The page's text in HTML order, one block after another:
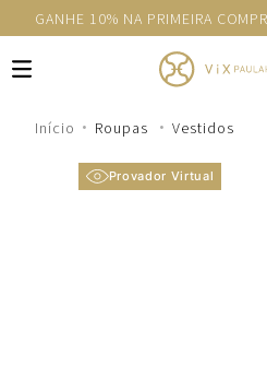
GANHE 10% NA PRIMEIRA
Roupas Vestidos
Provador Virtual